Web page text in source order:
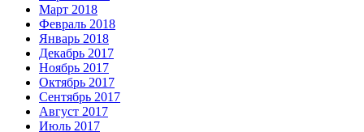
Март 2018
Февраль 2018
Январь 2018
Декабрь 2017
Ноябрь 2017
Октябрь 2017
Сентябрь 2017
Август 2017
Июль 2017